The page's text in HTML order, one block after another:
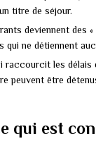
titre de séjour.
deviennent des
qui ne détiennent
raccourcit les délais
peuvent être
qui est